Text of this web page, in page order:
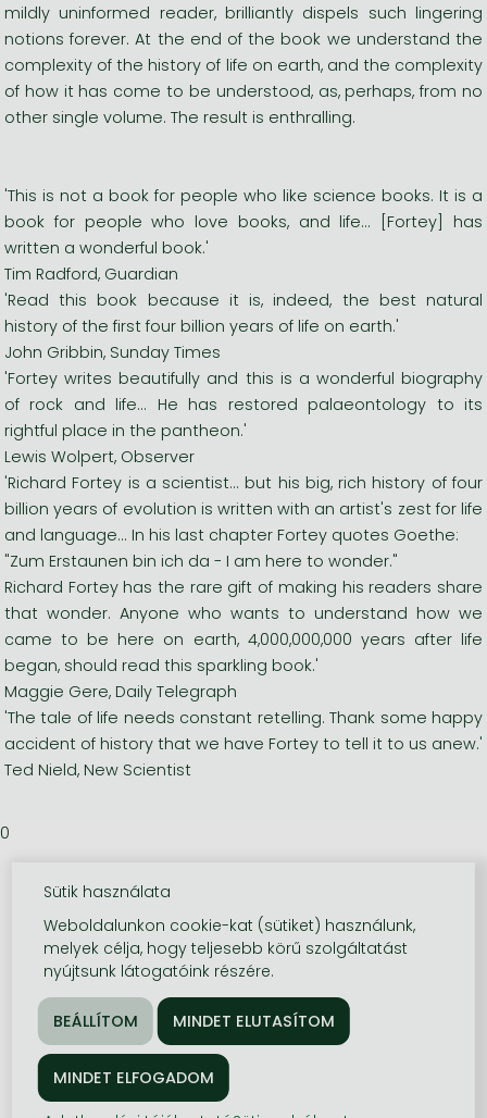
mildly uninformed reader, brilliantly dispels such lingering
notions forever. At the end of the book we understand the
complexity of the history of life on earth, and the complexity
of how it has come to be understood, as, perhaps, from no
other single volume. The result is enthralling.
'This is not a book for people who like science books. It is a
book for people who love books, and life... [Fortey] has
written a wonderful book.'
Tim Radford, Guardian
'Read this book because it is, indeed, the best natural
history of the first four billion years of life on earth.'
John Gribbin, Sunday Times
'Fortey writes beautifully and this is a wonderful biography
of rock and life... He has restored palaeontology to its
rightful place in the pantheon.'
Lewis Wolpert, Observer
'Richard Fortey is a scientist... but his big, rich history of four
billion years of evolution is written with an artist's zest for life
and language... In his last chapter Fortey quotes Goethe:
"Zum Erstaunen bin ich da - I am here to wonder."
Richard Fortey has the rare gift of making his readers share
that wonder. Anyone who wants to understand how we
came to be here on earth, 4,000,000,000 years after life
began, should read this sparkling book.'
Maggie Gere, Daily Telegraph
'The tale of life needs constant retelling. Thank some happy
accident of history that we have Fortey to tell it to us anew.'
Ted Nield, New Scientist
0
Sütik használata
Weboldalunkon cookie-kat (sütiket) használunk,
melyek célja, hogy teljesebb körű szolgáltatást
nyújtsunk látogatóink részére.